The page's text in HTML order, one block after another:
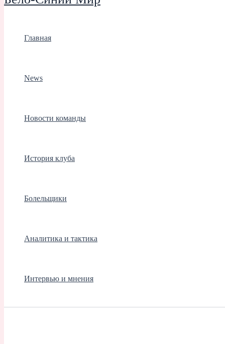
Главная
News
Новости команды
История клуба
Болельщики
Аналитика и тактика
Интервью и мнения